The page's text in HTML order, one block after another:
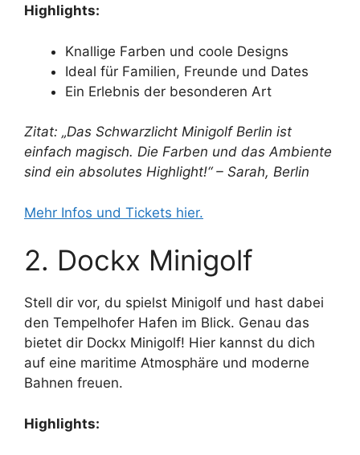
Highlights:
Knallige Farben und coole Designs
Ideal für Familien, Freunde und Dates
Ein Erlebnis der besonderen Art
Zitat: „Das Schwarzlicht Minigolf Berlin ist
einfach magisch. Die Farben und das Ambiente
sind ein absolutes Highlight!“ – Sarah, Berlin
Mehr Infos und Tickets hier.
2. Dockx Minigolf
Stell dir vor, du spielst Minigolf und hast dabei
den Tempelhofer Hafen im Blick. Genau das
bietet dir Dockx Minigolf! Hier kannst du dich
auf eine maritime Atmosphäre und moderne
Bahnen freuen.
Highlights: